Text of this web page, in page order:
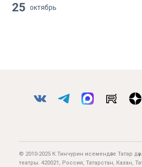
25 октябрь
© 2010-2025 К.Тинчурин исемендәге Татар
театры. 420021, Россия, Татарстан, Казан,